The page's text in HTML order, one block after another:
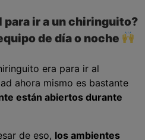
para ir a un chiringuito?
de día o noche
era para ir al
ahora mismo es bastante
están abiertos durante
de eso, los ambientes